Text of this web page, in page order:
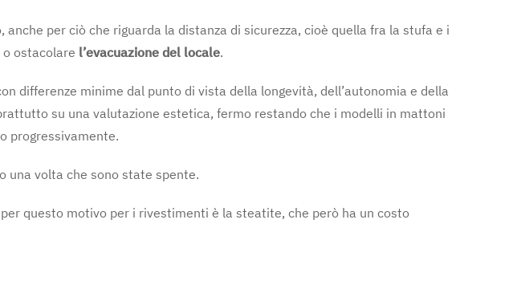
per ciò che riguarda la distanza di sicurezza, cioè quella fra la stufa e i
ostacolare l’evacuazione del locale.
differenze minime dal punto di vista della longevità, dell’autonomia e della
su una valutazione estetica, fermo restando che i modelli in mattoni
progressivamente.
una volta che sono state spente.
questo motivo per i rivestimenti è la steatite, che però ha un costo